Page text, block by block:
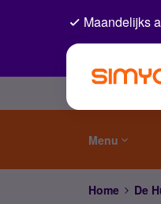
Maandelijks
Menu
Home De